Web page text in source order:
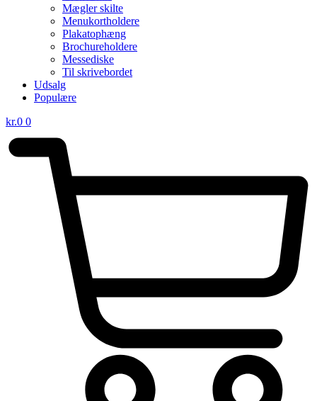
Mægler skilte
Menukortholdere
Plakatophæng
Brochureholdere
Messediske
Til skrivebordet
Udsalg
Populære
kr.0 0